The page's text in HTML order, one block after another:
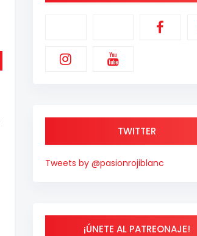
TWITTER
Tweets by @pasionrojiblanc
¡ÚNETE AL PATREONAJE!